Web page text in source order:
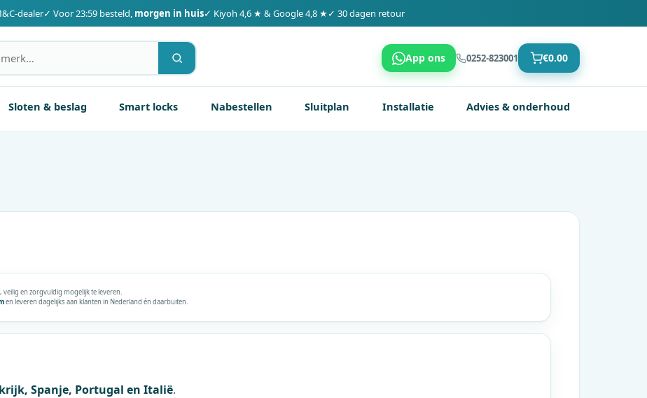
-dealer✓ Voor 23:59 besteld, morgen in huis✓ Kiyoh 4,6 ★ & Google 4,8 ★✓ 30 dagen retour
App ons 0252-823001 €0.00
Sloten & beslag Smart locks Nabestellen Sluitplan Installatie Advies & onderhoud
veilig en zorgvuldig mogelijk te leveren.
en leveren dagelijks aan klanten in Nederland én daarbuiten.
Spanje, Portugal en Italië.